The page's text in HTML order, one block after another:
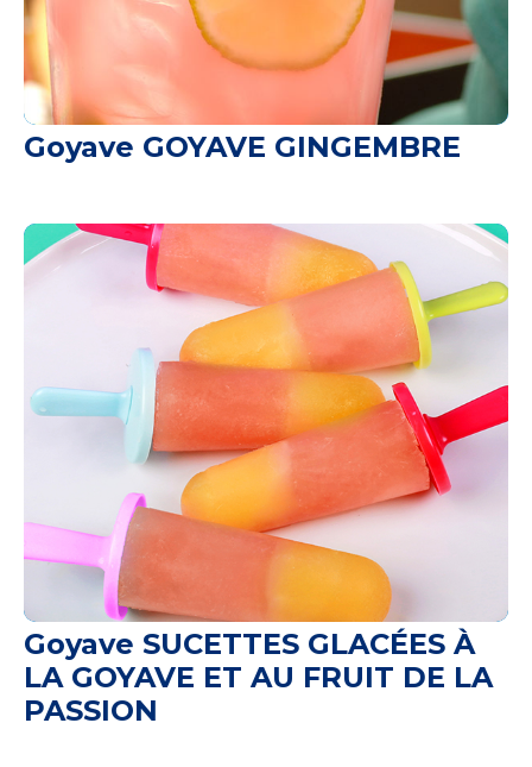
Goyave GOYAVE GINGEMBRE
Goyave SUCETTES GLACÉES À
LA GOYAVE ET AU FRUIT DE LA
PASSION